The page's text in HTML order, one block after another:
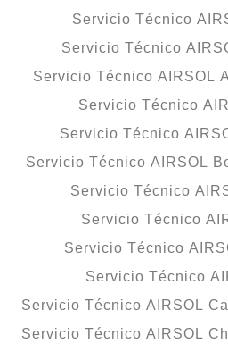
Servicio Técnico
Servicio Técnico
Servicio Técnico AIRSOL
Servicio Técnico
Servicio Técnico
Servicio Técnico AIRSOL
Servicio Técnico
Servicio Técnico
Servicio Técnico
Servicio Técnico
Servicio Técnico AIRSOL
Servicio Técnico AIRSOL